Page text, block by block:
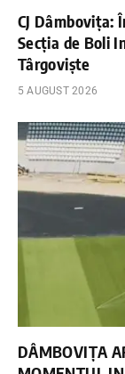
CJ Dâmbovița:
Secția de Boli
Târgoviște
5 AUGUST 2026
DÂMBOVIȚA